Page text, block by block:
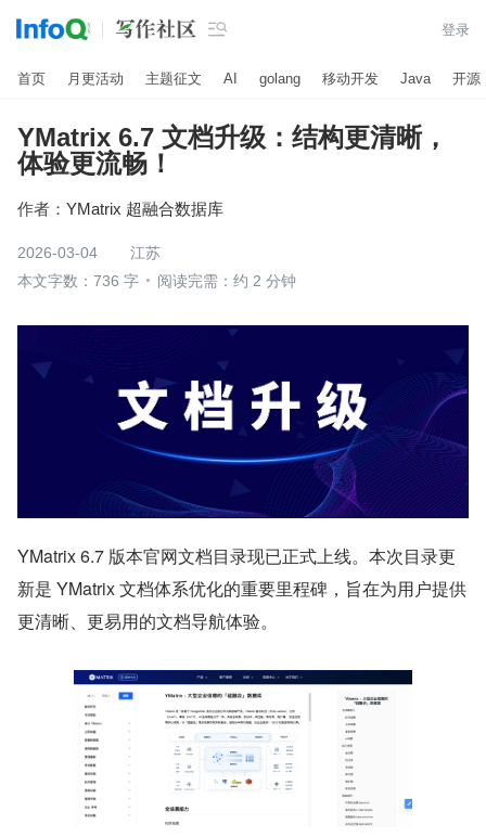
 登录
首页 月更活动 主题征文 AI golang 移动开发 Java 开源
YMatrix 6.7 文档升级：结构更清晰，
体验更流畅！
作者： YMatrix 超融合数据库
2026-03-04
江苏
本文字数：736 字
阅读完需：约 2 分钟
YMatrix 6.7 版本官网文档目录现已正式上线。本次目录更
新是 YMatrix 文档体系优化的重要里程碑，旨在为用户提供
更清晰、更易用的文档导航体验。